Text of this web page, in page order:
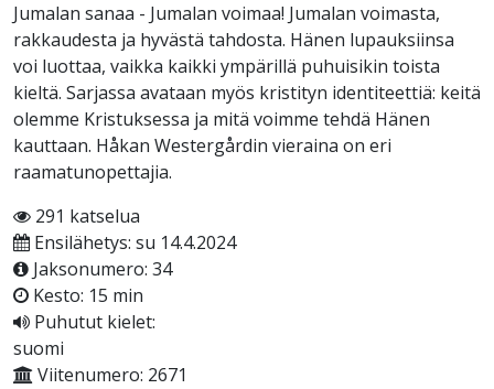
Jumalan sanaa - Jumalan voimaa! Jumalan voimasta,
rakkaudesta ja hyvästä tahdosta. Hänen lupauksiinsa
voi luottaa, vaikka kaikki ympärillä puhuisikin toista
kieltä. Sarjassa avataan myös kristityn identiteettiä: keitä
olemme Kristuksessa ja mitä voimme tehdä Hänen
kauttaan. Håkan Westergårdin vieraina on eri
raamatunopettajia.
291 katselua
Ensilähetys: su 14.4.2024
Jaksonumero: 34
Kesto: 15 min
Puhutut kielet:
suomi
Viitenumero: 2671